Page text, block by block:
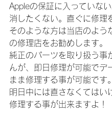
Appleの保証に入っていな
消したくない。直ぐに修理
そのような方は当店のよう
の修理店をお勧めします。
純正のパーツを取り扱う事
んが、即日修理が可能でデ
まま修理する事が可能です。
明日中には直さなくてはい
修理する事が出来ますよ！